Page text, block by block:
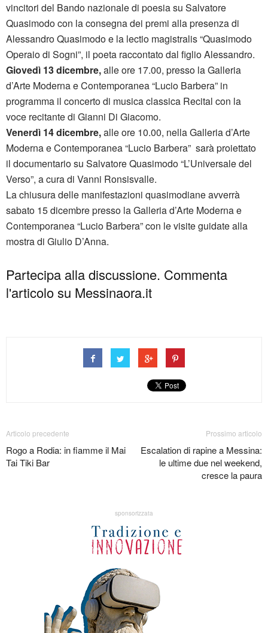
vincitori del Bando nazionale di poesia su Salvatore
Quasimodo con la consegna dei premi alla presenza di
Alessandro Quasimodo e la lectio magistralis “Quasimodo
Operaio di Sogni”, il poeta raccontato dal figlio Alessandro.
Giovedì 13 dicembre,alle ore 17.00, presso la Galleria
d’Arte Moderna e Contemporanea “Lucio Barbera” in
programma il concerto di musica classica Recital con la
voce recitante di Gianni Di Giacomo.
Venerdì 14 dicembre,alle ore 10.00, nella Galleria d’Arte
Moderna e Contemporanea “Lucio Barbera” sarà proiettato
il documentario su Salvatore Quasimodo “L’Universale del
Verso”, a cura di Vanni Ronsisvalle.
La chiusura delle manifestazioni quasimodiane avverrà
sabato 15 dicembre presso la Galleria d’Arte Moderna e
Contemporanea “Lucio Barbera” con le visite guidate alla
mostra di Giulio D’Anna.
Partecipa alla discussione. Commenta
l'articolo su Messinaora.it
Articolo precedente
Rogo a Rodia: in fiamme il Mai
Tai Tiki Bar
Prossimo articolo
Escalation di rapine a Messina:
le ultime due nel weekend,
cresce la paura
sponsorizzata